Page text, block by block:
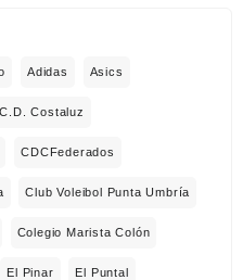
Adidas Asics
C.D. Costaluz
CDCFederados
Club Voleibol Punta Umbría
Colegio Marista Colón
El Pinar El Puntal